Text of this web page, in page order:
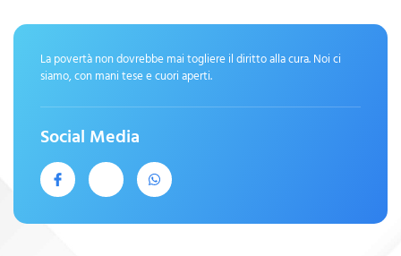
La povertà non dovrebbe mai togliere il diritto alla cura. Noi ci
siamo, con mani tese e cuori aperti.
Social Media